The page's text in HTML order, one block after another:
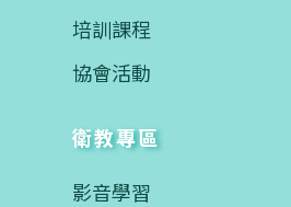
培訓課程
協會活動
衛教專區
影音學習